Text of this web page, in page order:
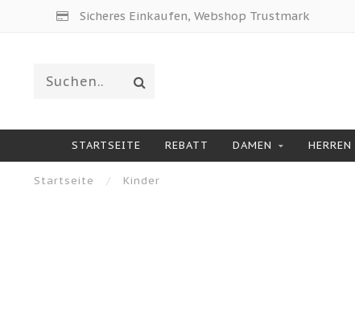
Sicheres Einkaufen, Webshop Trustmark
STARTSEITE REBATT DAMEN HERREN
Startseite / Kinder